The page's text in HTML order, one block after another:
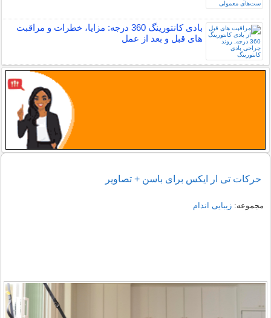
بادی کانتورینگ 360 درجه: مزایا، خطرات و مراقبت
های قبل و بعد از عمل
حرکات تی ار ایکس برای باسن + تصاویر
مجموعه:زیبایی اندام